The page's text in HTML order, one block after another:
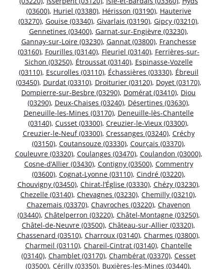
(03600), Huriel (03380), Hérisson (03190), Hauterive
(03270), Gouise (03340), Givarlais (03190), Gipcy (03210),
Gennetines (03400), Garnat-sur-Engièvre (03230),
Gannay-sur-Loire (03230), Gannat (03800), Franchesse
(03160), Fourilles (03140), Fleuriel (03140), Ferrières-sur-
Sichon (03250), Étroussat (03140), Espinasse-Vozelle
(03110), Escurolles (03110), Échassières (03330), Ébreuil
(03450), Durdat (03310), Droiturier (03120), Doyet (03170),
Dompierre-sur-Besbre (03290), Domérat (03410), Diou
(03290), Deux-Chaises (03240), Désertines (03630),
Deneuille-les-Mines (03170), Deneuille-lès-Chantelle
(03140), Cusset (03300), Creuzier-le-Vieux (03300),
Creuzier-le-Neuf (03300), Cressanges (03240), Créchy
(03150), Coutansouze (03330), Courçais (03370),
Couleuvre (03320), Coulanges (03470), Coulandon (03000),
Cosne-d’Allier (03430), Contigny (03500), Commentry
(03600), Cognat-Lyonne (03110), Cindré (03220),
Chouvigny (03450), Chirat-l’Église (03330), Chézy (03230),
Chezelle (03140), Chevagnes (03230), Chemilly (03210),
Chazemais (03370), Chavroches (03220), Chavenon
(03440), Châtelperron (03220), Châtel-Montagne (03250),
Châtel-de-Neuvre (03500), Château-sur-Allier (03320),
Chassenard (03510), Charroux (03140), Charmes (03800),
Charmeil (03110), Chareil-Cintrat (03140), Chantelle
(03140), Chamblet (03170), Chambérat (03370), Cesset
(03500), Cérilly (03350), Buxières-les-Mines (03440),